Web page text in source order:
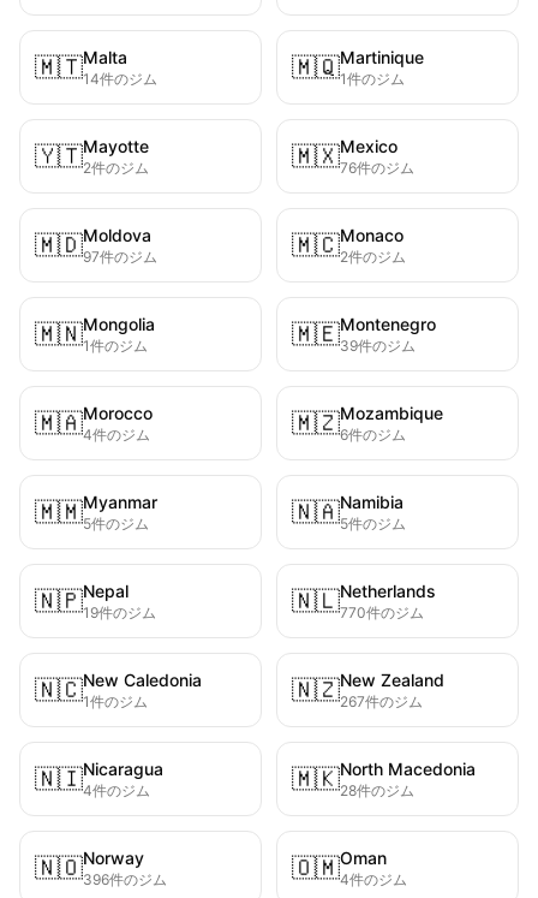
🇲🇹Malta
14件のジム 🇲🇶Martinique
1件のジム
🇾🇹Mayotte
2件のジム 🇲🇽Mexico
76件のジム
🇲🇩Moldova
97件のジム 🇲🇨Monaco
2件のジム
🇲🇳Mongolia
1件のジム 🇲🇪Montenegro
39件のジム
🇲🇦Morocco
4件のジム 🇲🇿Mozambique
6件のジム
🇲🇲Myanmar
5件のジム 🇳🇦Namibia
5件のジム
🇳🇵Nepal
19件のジム 🇳🇱Netherlands
770件のジム
🇳🇨New Caledonia
1件のジム 🇳🇿New Zealand
267件のジム
🇳🇮Nicaragua
4件のジム 🇲🇰North Macedonia
28件のジム
🇳🇴Norway
396件のジム 🇴🇲Oman
4件のジム